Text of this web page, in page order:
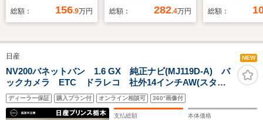
装置/シートヒーター/
ダー 社外/ヘッドラン
プ LED/Bluetooth接
続/ETC/EBD付ABS
総額： 156.9万円
ーター 前席/360°ビュ
ート 合皮/電動バック
LED/USBジャック
総額： 282.4万円
社外 8インチ
逸脱防止支援
ム/シート ハ
ー/ドライブレ
ー 社外/ヘッ
ク/ETC
総額：
日産 NEW
NV200バネットバン 1.6 GX 純正ナビ(MJ119D-A) バ
ックカメラ ETC ドラレコ 社外14インチAW(スタッ
ドレスタイヤ装着) 前席パワーウインドウ 助手席エア
バック キーレス
ディーラー保証 購入プラン付 オンライン相談可 360°画像付
支払総額 本体価格